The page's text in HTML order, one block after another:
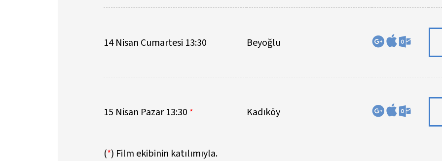
14 Nisan Cumartesi 13:30 Beyoğlu
15 Nisan Pazar 13:30 * Kadıköy
(*) Film ekibinin katılımıyla.